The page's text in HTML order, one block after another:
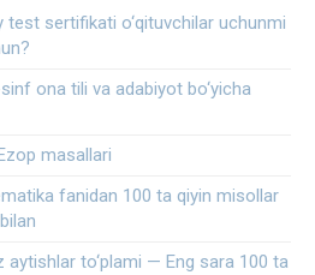
test sertifikati o‘qituvchilar uchunmi
ona tili va adabiyot bo‘yicha
masallari
fanidan 100 ta qiyin misollar
aytishlar to‘plami — Eng sara 100 ta